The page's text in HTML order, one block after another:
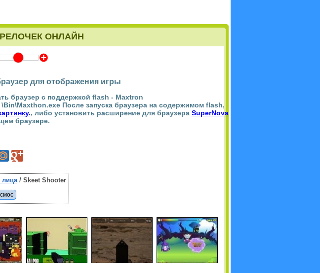
ОНЛАЙН
Z
для отображения игры
браузер с поддержкой flash - Maxtron
После запуска браузера на содержимом flash,
, либо установить расширение для браузера SuperNova
браузере.
лица/ Skeet Shooter